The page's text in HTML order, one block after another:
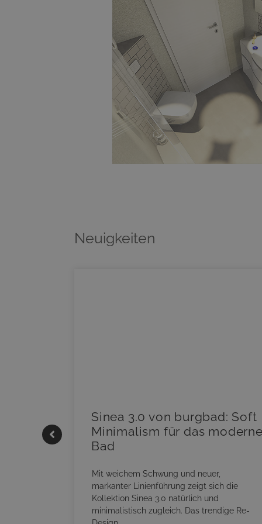
Neuigkeiten
Sinea 3.0 von burgbad: Soft
Minimalism für das
Bad
Mit weichem Schwung und neuer,
markanter Linienführung zeigt sich die
Kollektion Sinea 3.0 natürlich und
minimalistisch zugleich. Das trendige Re-